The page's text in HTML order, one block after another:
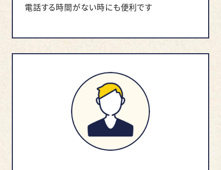
電話する時間がない時にも便利です